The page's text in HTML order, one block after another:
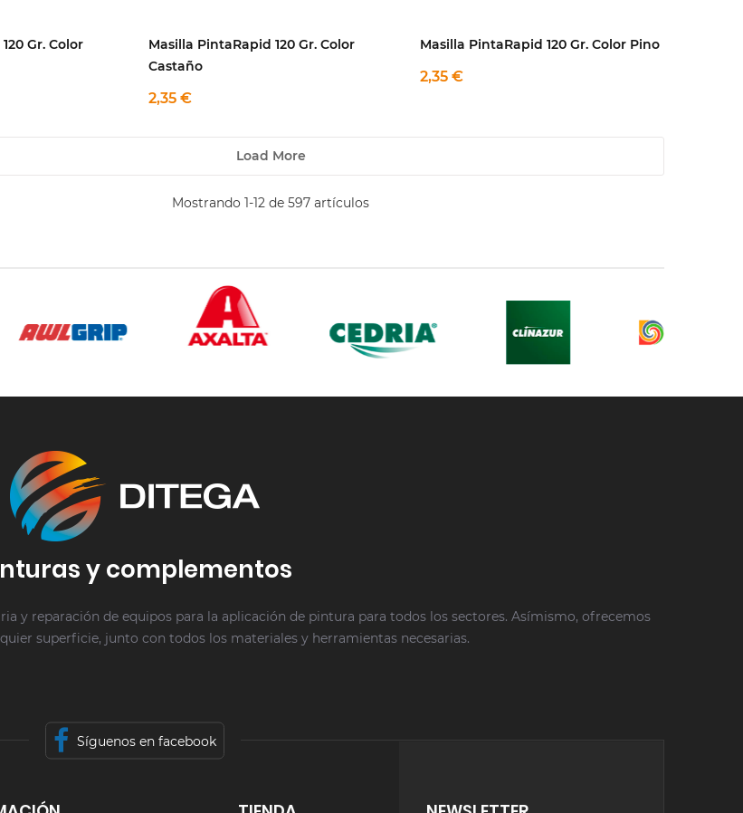
Gr. Color
Masilla PintaRapid 120 Gr. Color
Castaño
2,35 €
Masilla PintaRapid 120 Gr. Color Pino
2,35 €
Load More
Mostrando 1-12 de 597 artículos
y complementos
y reparación de equipos para la aplicación de pintura para todos los sectores. Asímismo, ofrecemos
superficie, junto con todos los materiales y herramientas necesarias.
Síguenos en facebook